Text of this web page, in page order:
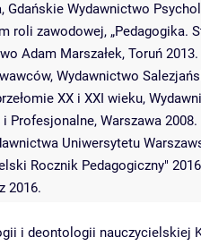
Wydawnictwo
zawodowej, „Pedagogika.
Adam Marszałek, Toruń 2013.
Wydawnictwo
XX i XXI wieku,
Profesjonalne, Warszawa 2008.
Uniwersytetu
Rocznik Pedagogiczny"
2016.
i deontologii nauczycielskiej